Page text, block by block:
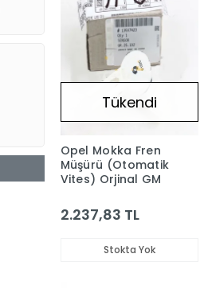
Tükendi
Opel Mokka Fren
Müşürü (Otomatik
Vites) Orjinal GM
2.237,83 TL
Stokta Yok